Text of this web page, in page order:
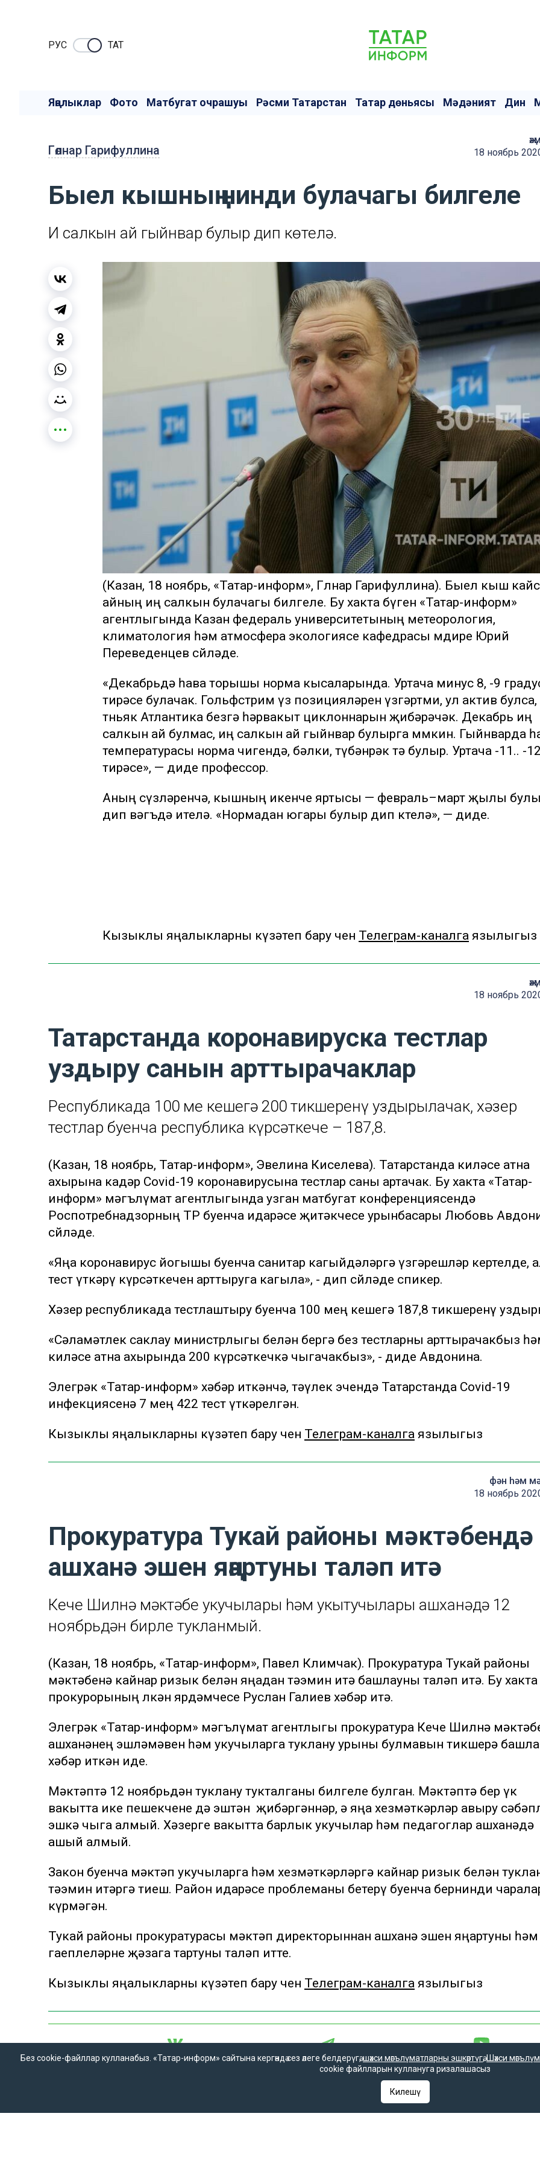
РУC ТАТ
Яңалыклар Фото Матбугат очрашуы Рәсми Татарстан Татар дөньясы Мәдәният Дин
Гөлнар Гарифуллина
18 ноябрь
Быел кышның нинди булачагы билгеле
Иң салкын ай гыйнвар булыр дип көтелә.
(Казан, 18 ноябрь, «Татар-информ», Гөлнар Гарифуллина). Быел кыш
айның иң салкын булачагы билгеле. Бу хакта бүген «Татар-информ»
агентлыгында Казан федераль университетының метеорология,
климатология һәм атмосфера экологиясе кафедрасы мөдире Юрий
Переведенцев сөйләде.
«Декабрьдә һава торышы норма кысаларында. Уртача минус 8, -9
тирәсе булачак. Гольфстрим үз позицияләрен үзгәртми, ул актив булса,
төньяк Атлантика безгә һәрвакыт циклоннарын җибәрәчәк. Декабрь иң
салкын ай булмас, иң салкын ай гыйнвар булырга мөмкин. Гыйнварда
температурасы норма чигендә, бәлки, түбәнрәк тә булыр. Уртача -11.. -12
тирәсе», — диде профессор.
Аның сүзләренчә, кышның икенче яртысы — февраль–март җылы
дип вәгъдә ителә. «Нормадан югары булыр дип көтелә», — диде.
Кызыклы яңалыкларны күзәтеп бару өчен Телеграм-каналга язылыгыз
18 ноябрь
Татарстанда коронавируска тестлар
уздыру санын арттырачаклар
Республикада 100 мең кешегә 200 тикшеренү уздырылачак, хәзер
тестлар буенча республика күрсәткече – 187,8.
(Казан, 18 ноябрь, Татар-информ», Эвелина Киселева). Татарстанда киләсе атна
ахырына кадәр Covid-19 коронавирусына тестлар саны артачак. Бу хакта «Татар-
информ» мәгълүмат агентлыгында узган матбугат конференциясендә
Роспотребнадзорның ТР буенча идарәсе җитәкчесе урынбасары Любовь
сөйләде.
«Яңа коронавирус йогышы буенча санитар кагыйдәләргә үзгәрешләр кертелде,
тест үткәрү күрсәткечен арттыруга кагыла», - дип сөйләде спикер.
Хәзер республикада тестлаштыру буенча 100 мең кешегә 187,8 тикшеренү
«Сәламәтлек саклау министрлыгы белән бергә без тестларны арттырачакбыз
киләсе атна ахырында 200 күрсәткечкә чыгачакбыз», - диде Авдонина.
Элегрәк «Татар-информ» хәбәр иткәнчә, тәүлек эчендә Татарстанда Covid-19
инфекциясенә 7 мең 422 тест үткәрелгән.
Кызыклы яңалыкларны күзәтеп бару өчен Телеграм-каналга язылыгыз
фән һәм
18 ноябрь
Прокуратура Тукай районы мәктәбендә
ашханә эшен яңартуны таләп итә
Кече Шилнә мәктәбе укучылары һәм укытучылары ашханәдә 12
ноябрьдән бирле тукланмый.
(Казан, 18 ноябрь, «Татар-информ», Павел Климчак). Прокуратура Тукай районы
мәктәбенә кайнар ризык белән яңадан тәэмин итә башлауны таләп итә. Бу
прокурорының өлкән ярдәмчесе Руслан Галиев хәбәр итә.
Элегрәк «Татар-информ» мәгълүмат агентлыгы прокуратура Кече Шилнә
ашханәнең эшләмәвен һәм укучыларга туклану урыны булмавын тикшерә
хәбәр иткән иде.
Мәктәптә 12 ноябрьдән туклану тукталганы билгеле булган. Мәктәптә бер үк
вакытта ике пешекчене дә эштән җибәргәннәр, ә яңа хезмәткәрләр авыру
эшкә чыга алмый. Хәзерге вакытта барлык укучылар һәм педагоглар ашханәдә
ашый алмый.
Закон буенча мәктәп укучыларга һәм хезмәткәрләргә кайнар ризык белән
тәэмин итәргә тиеш. Район идарәсе проблеманы бетерү буенча бернинди
күрмәгән.
Тукай районы прокуратурасы мәктәп директорыннан ашханә эшен яңартуны һәм
гаеплеләрне җәзага тартуны таләп итте.
Кызыклы яңалыкларны күзәтеп бару өчен Телеграм-каналга язылыгыз
Ринат Вагыйз улы Билалов
Редакция телефоны
+7 (843) 222-0-999 (1304)
Без cookie-файллар кулланабыз. «Татар-информ» сайтына кергәндә сез әлеге белдерүгә,шәхси мәгълүматларны эшкәртүгә,Шәхси
cookie файлларын куллануга ризалашасыз
Килешү